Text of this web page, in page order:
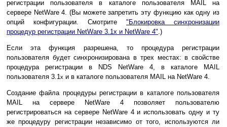
регистрации пользователя в каталоге пользователя MAIL на
сервере NetWare 4. (Вы можете запретить эту функцию как одну из
опций конфигурации. Смотрите "Блокировка синхронизации
процедур регистрации NetWare 3.1x и NetWare 4".)
Если эта функция разрешена, то процедура регистрации
пользователя будет синхронизирована в трех местах: в свойстве
процедура регистрации в NDS NetWare 4, в каталоге MAIL
пользователя 3.1x и в каталоге пользователя MAIL на NetWare 4.
Создание файла процедуры регистрации в каталоге пользователя
MAIL на сервере NetWare 4 позволяет пользователю
регистрироваться на сервере NetWare 4 и использовать одну и ту
же процедуру регистрации независимо от того, используются ли